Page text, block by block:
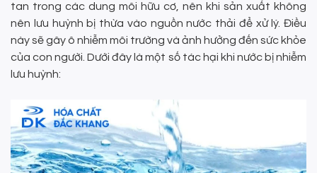
tan trong các dung môi hữu cơ, nên khi sản xuất không
nên lưu huỳnh bị thừa vào nguồn nước thải để xử lý. Điều
này sẽ gây ô nhiễm môi trường và ảnh hưởng đến sức khỏe
của con người. Dưới đây là một số tác hại khi nước bị nhiễm
lưu huỳnh: